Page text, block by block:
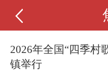
2026年全国“四季村
镇举行